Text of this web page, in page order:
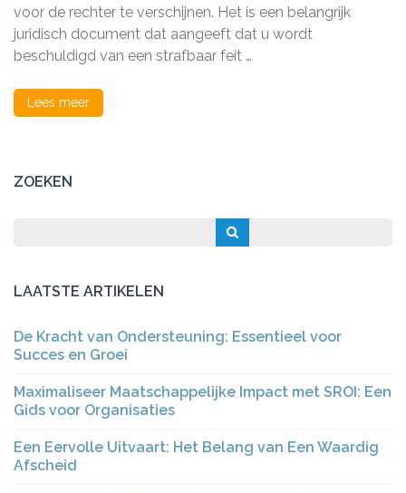
het
Strafrecht:
voor de rechter te verschijnen. Het is een belangrijk
juridisch document dat aangeeft dat u wordt
beschuldigd van een strafbaar feit …
Lees meer
ZOEKEN
LAATSTE ARTIKELEN
De Kracht van Ondersteuning: Essentieel voor
Succes en Groei
Maximaliseer Maatschappelijke Impact met SROI: Een
Gids voor Organisaties
Een Eervolle Uitvaart: Het Belang van Een Waardig
Afscheid